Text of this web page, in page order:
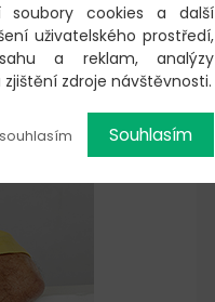
soubory cookies a další
uživatelského prostředí,
a reklam, analýzy
zdroje návštěvnosti.
Souhlasím